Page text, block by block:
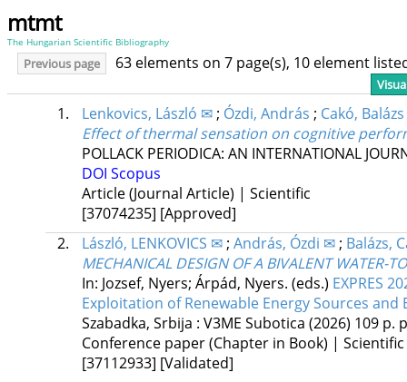
mtmt
The Hungarian Scientific Bibliography
Previous page 63 elements on 7 page(s), 10 element
1. Lenkovics, László ✉; Ózdi, András ; Cakó, Balázs
Effect of thermal sensation on cognitive
POLLACK PERIODICA: AN INTERNATIONAL
DOI Scopus
Article (Journal Article) | Scientific
[37074235] [Approved]
2.
László, LENKOVICS ✉; András, Ózdi ✉; Balázs,
MECHANICAL DESIGN OF A BIVALENT WATER-
In: Jozsef, Nyers; Árpád, Nyers. (eds.) EXPRES
Exploitation of Renewable Energy Sources and
Szabadka, Srbija : V3ME Subotica (2026) 109 p.
Conference paper (Chapter in Book) | Scientific
[37112933] [Validated]